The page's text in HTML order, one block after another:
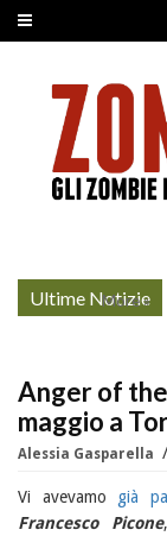
Ultime Notizie
More »
Anger of
maggio a
Alessia Gasparella
Vi avevamo già
Francesco Picone